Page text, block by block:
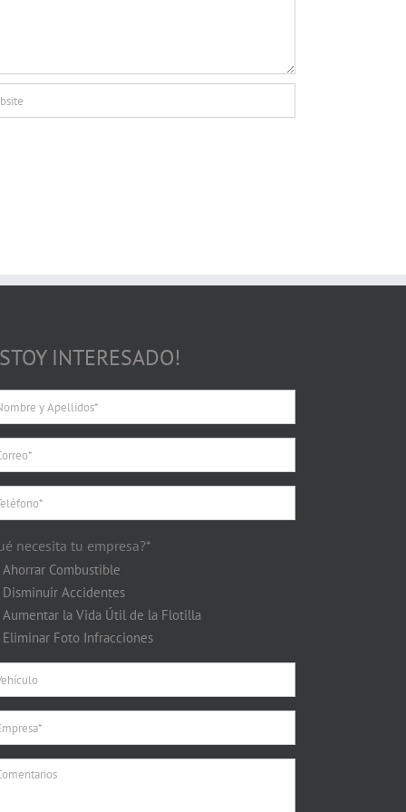
INTERESADO!
necesita tu empresa?*
Ahorrar Combustible
Disminuir Accidentes
Aumentar la Vida Útil de la Flotilla
Eliminar Foto Infracciones